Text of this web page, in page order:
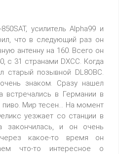
усилитель Alpha99 и
что в следующий раз он
антенну на 160. Всего он
с 31 странами DXCC. Когда
старый позывной DL8OBC.
знаком. Сразу нашел
встречались в Германии в
Мир тесен... На момент
уезжает со станции в
закончилась, и он очень
какое-то время он
что-то интересное о